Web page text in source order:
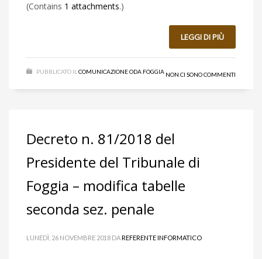
(Contains 1 attachments.)
LEGGI DI PIÙ
PUBBLICATO IL COMUNICAZIONE ODA FOGGIA NON CI SONO COMMENTI
Decreto n. 81/2018 del
Presidente del Tribunale di
Foggia – modifica tabelle
seconda sez. penale
LUNEDÌ, 26 NOVEMBRE 2018 DAREFERENTE INFORMATICO